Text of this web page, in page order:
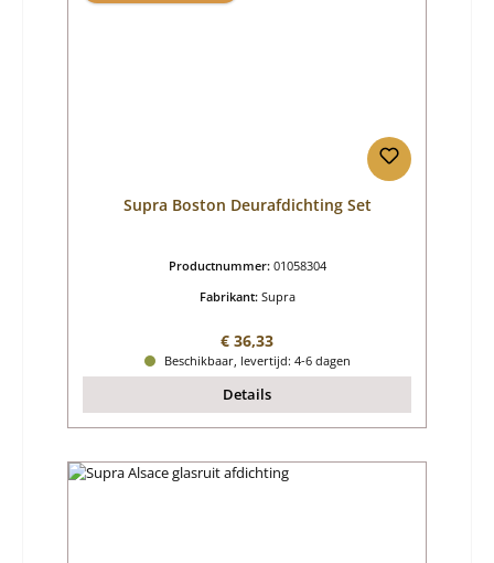
Supra Boston Deurafdichting Set
Productnummer: 01058304
Fabrikant: Supra
Normale prijs:
€ 36,33
Beschikbaar, levertijd: 4-6 dagen
Details